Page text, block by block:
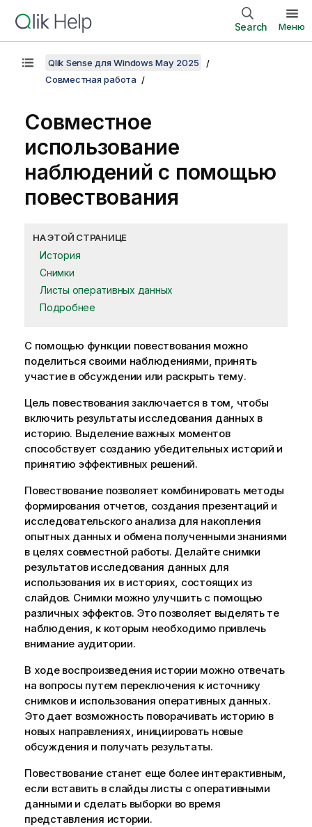
Search Меню
Qlik Sense для Windows May 2025
Совместная работа
Совместное
использование
наблюдений с помощью
повествования
НА ЭТОЙ СТРАНИЦЕ
История
Снимки
Листы оперативных данных
Подробнее
С помощью функции повествования можно
поделиться своими наблюдениями, принять
участие в обсуждении или раскрыть тему.
Цель повествования заключается в том, чтобы
включить результаты исследования данных в
историю. Выделение важных моментов
способствует созданию убедительных историй и
принятию эффективных решений.
Повествование позволяет комбинировать методы
формирования отчетов, создания презентаций и
исследовательского анализа для накопления
опытных данных и обмена полученными знаниями
в целях совместной работы. Делайте снимки
результатов исследования данных для
использования их в историях, состоящих из
слайдов. Снимки можно улучшить с помощью
различных эффектов. Это позволяет выделять те
наблюдения, к которым необходимо привлечь
внимание аудитории.
В ходе воспроизведения истории можно отвечать
на вопросы путем переключения к источнику
снимков и использования оперативных данных.
Это дает возможность поворачивать историю в
новых направлениях, инициировать новые
обсуждения и получать результаты.
Повествование станет еще более интерактивным,
если вставить в слайды листы с оперативными
данными и сделать выборки во время
представления истории.